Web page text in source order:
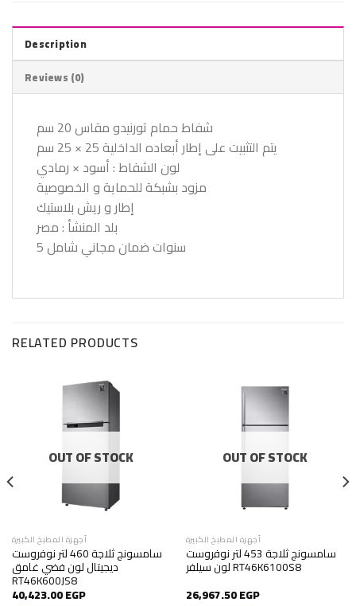
Description
Reviews (0)
شفاط حمام تورنيدو مقاس 20 سم
يتم التثبيت على إطار أبعاده الداخلية 25 × 25 سم
لون الشفاط : أسود × رمادي
مزود بشبكة للحماية و الخصوصية
إطار و ريش بلاستيك
بلد المنشأ : مصر
5 سنوات ضمان مجاني شامل
RELATED PRODUCTS
OUT OF STOCK
أجهزة المطبخ الكبيرة
سامسونج ثلاجة 460 لتر نوفروست
ديجيتال لون فضي غامق
RT46K600JS8
40,423.00EGP
OUT OF STOCK
أجهزة المطبخ الكبيرة
سامسونج ثلاجة 453 لتر نوفروست
لون سيلفر RT46K6100S8
26,967.50EGP